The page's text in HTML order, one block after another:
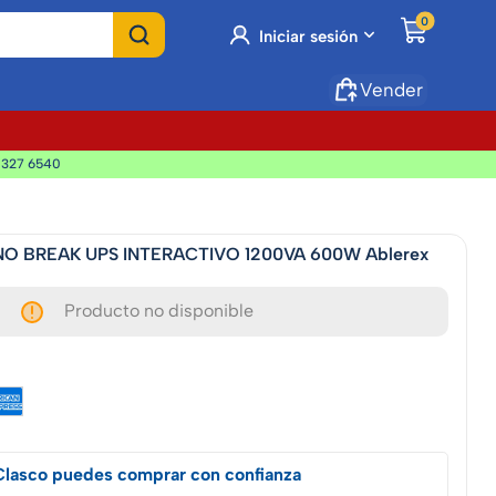
Iniciar sesión
0
Vender
6540
BREAK UPS INTERACTIVO 1200VA 600W Ablerex
Producto no disponible
puedes comprar con confianza